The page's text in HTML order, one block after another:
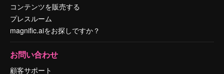
コンテンツを販売する
プレスルーム
magnific.aiをお探しですか？
お問い合わせ
顧客サポート